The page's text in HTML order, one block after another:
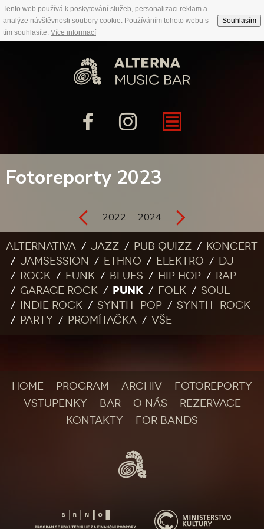
Tento web používá k poskytování služeb, personalizaci reklam a
analýze návštěvnosti soubory cookie. Používáním tohoto webu s
tím souhlasíte. Více informací
Souhlasím
Fotoreporty 2023
2022 2024
Alternativa Jazz Pub quizz
Koncert
Jamsession
Ethno Elektro
DJ
Rock
Funk Blues Hip Hop
Rap
Garage rock
PUNK Folk
Soul
Indie rock
Synth-pop
Synth-rock
Party
Promítačka Vše
HOME PROGRAM ARCHIV
FOTOREPORTY
VSTUPENKY
BAR O NÁS
REZERVACE
KONTAKTY
FOR BANDS